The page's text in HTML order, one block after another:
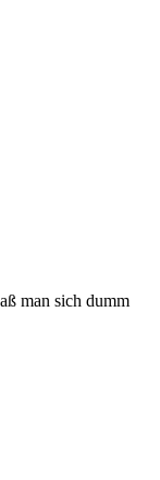
man sich dumm